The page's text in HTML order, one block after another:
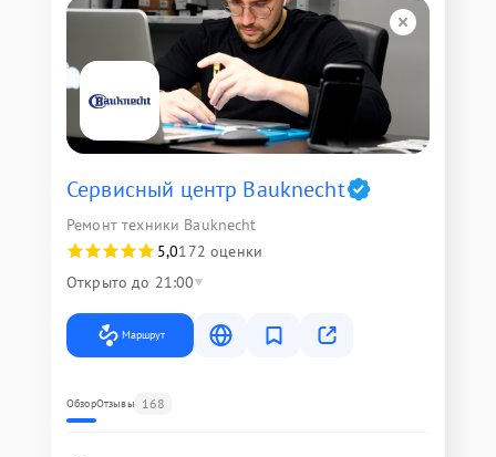
Сервисный центр Bauknecht
Ремонт техники Bauknecht
5,0172 оценки
Открыто до 21:00
Маршрут
ОбзорОтзывы 168